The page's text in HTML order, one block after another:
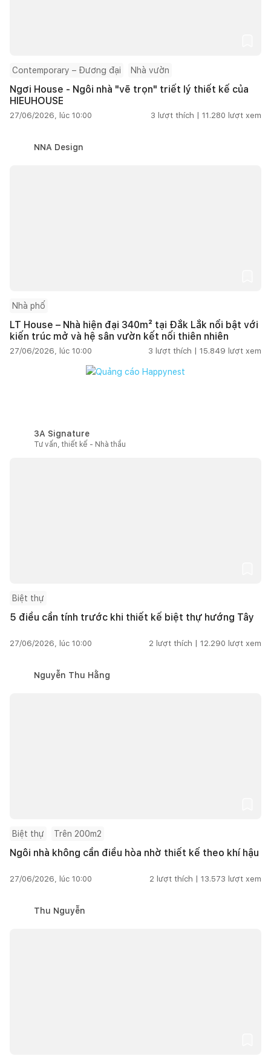
Contemporary – Đương đại Nhà vườn
Ngơi House - Ngôi nhà "vẽ trọn" triết lý thiết kế của
HIEUHOUSE
27/06/2026, lúc 10:00 3 lượt thích | 11.280 lượt xem
NNA Design
Nhà phố
LT House – Nhà hiện đại 340m² tại Đắk Lắk nổi bật với
kiến trúc mở và hệ sân vườn kết nối thiên nhiên
27/06/2026, lúc 10:00 3 lượt thích | 15.849 lượt xem
3A Signature
Tư vấn, thiết kế - Nhà thầu
Biệt thự
5 điều cần tính trước khi thiết kế biệt thự hướng Tây
27/06/2026, lúc 10:00 2 lượt thích | 12.290 lượt xem
Nguyễn Thu Hằng
Biệt thự Trên 200m2
Ngôi nhà không cần điều hòa nhờ thiết kế theo khí hậu
27/06/2026, lúc 10:00 2 lượt thích | 13.573 lượt xem
Thu Nguyễn